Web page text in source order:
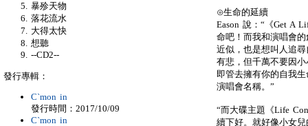
⊙生命的延續
Eason 說：“《Get A
命吧！而我和演唱會
近似，也是想叫人追
有悲，但千萬不要因
即管去擁有你的自我
演唱會名稱。”
“而大碟主題《Life
續下好。就好像小女
暴殄天物
落花流水
大得太快
想聽
--CD2--
發行專輯：
C`mon in
發行時間：2017/10/09
C`mon in